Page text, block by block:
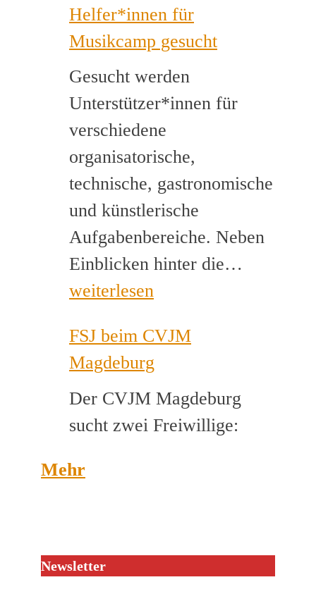
Helfer*innen für
Musikcamp gesucht
Gesucht werden
Unterstützer*innen für
verschiedene
organisatorische,
technische, gastronomische
und künstlerische
Aufgabenbereiche. Neben
Einblicken hinter die…
weiterlesen
FSJ beim CVJM
Magdeburg
Der CVJM Magdeburg
sucht zwei Freiwillige:
Mehr
Newsletter